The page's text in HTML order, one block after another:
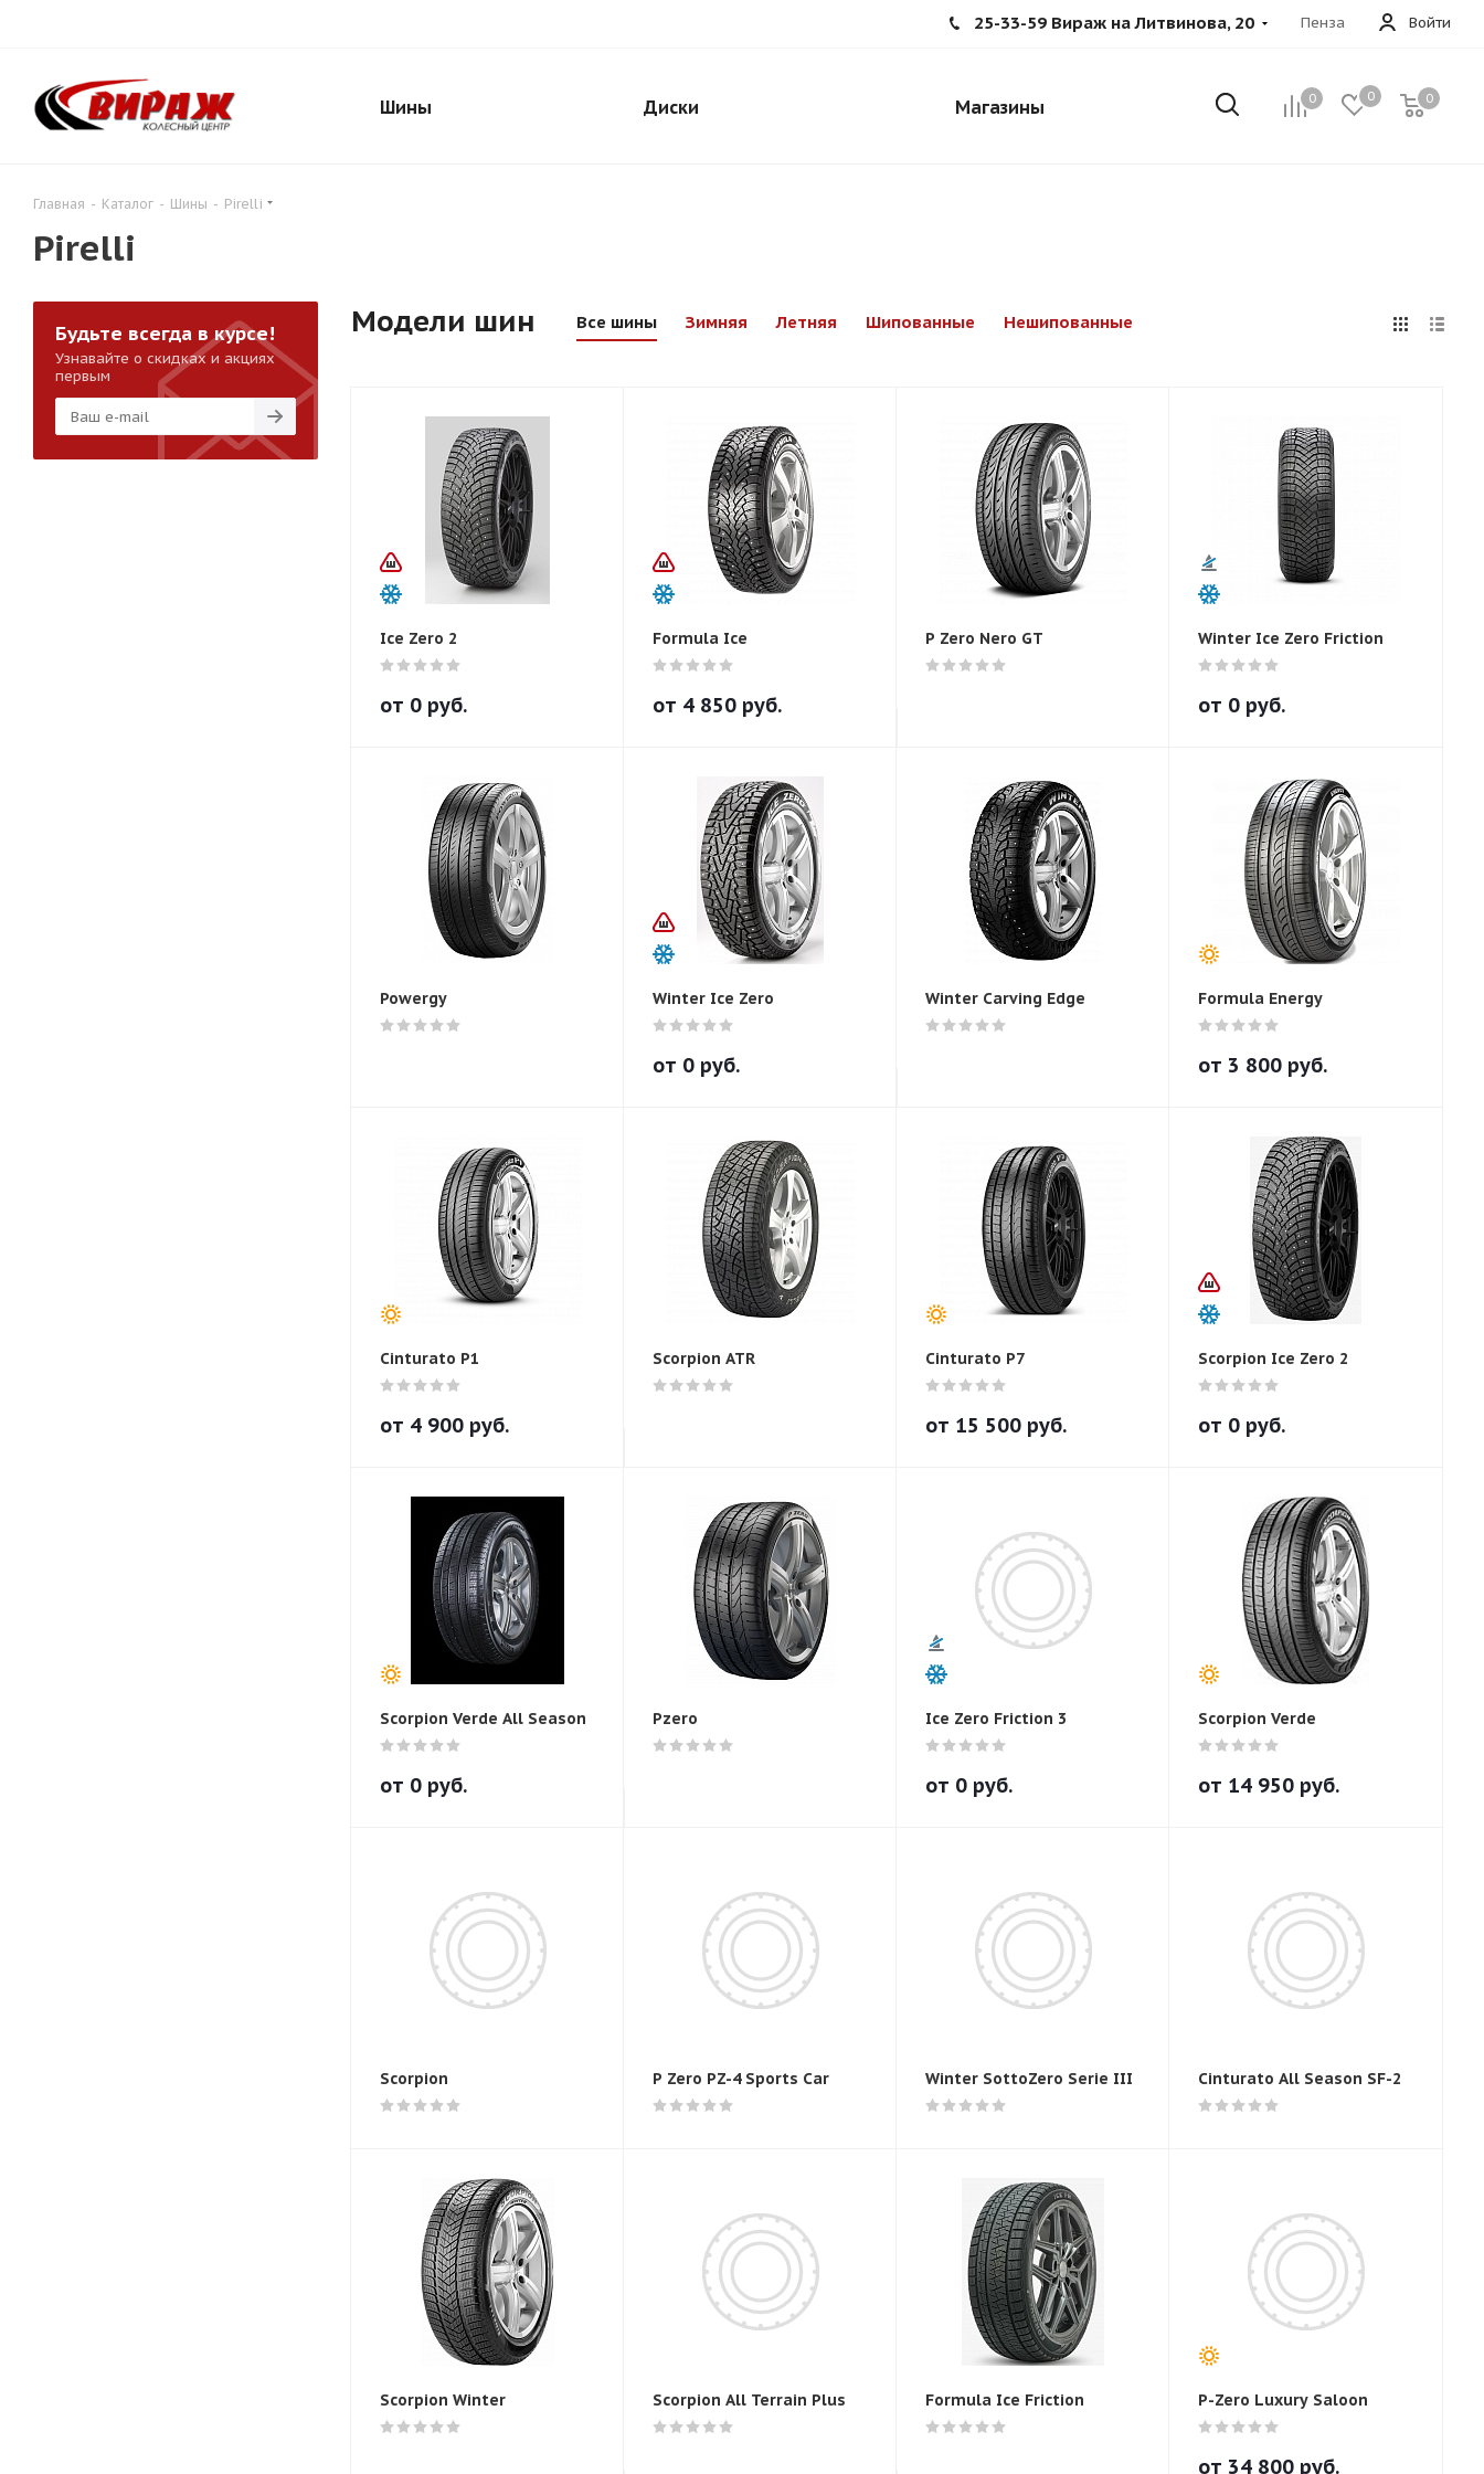
Войти
Пенза
25-33-59 Вираж на Литвинова, 20
0 0 0
Шины Диски Магазины
Главная - Каталог - Шины - Pirelli
Pirelli
Модели шин Все шины Зимняя Летняя Шипованные Нешипованные
Ice Zero 2
от 0 руб.
Formula Ice
от 4 850 руб.
P Zero Nero GT Winter Ice Zero Friction
от 0 руб.
Powergy Winter Ice Zero
от 0 руб.
Winter Carving Edge Formula Energy
от 3 800 руб.
Cinturato P1
от 4 900 руб.
Scorpion ATR Cinturato P7
от 15 500 руб.
Scorpion Ice Zero 2
от 0 руб.
Scorpion Verde All Season
от 0 руб.
Pzero Ice Zero Friction 3
от 0 руб.
Scorpion Verde
от 14 950 руб.
Scorpion P Zero PZ-4 Sports Car Winter SottoZero Serie III Cinturato All Season SF-2
Scorpion Winter Scorpion All Terrain Plus Formula Ice Friction P-Zero Luxury Saloon
от 34 800 руб.
Будьте всегда в курсе!
Узнавайте о скидках и акциях
первым